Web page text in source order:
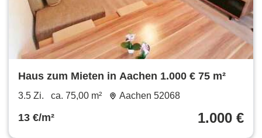
Haus zum Mieten in Aachen 1.000 € 75 m²
3.5 Zi. ca. 75,00 m² Aachen 52068
13 €/m² 1.000 €